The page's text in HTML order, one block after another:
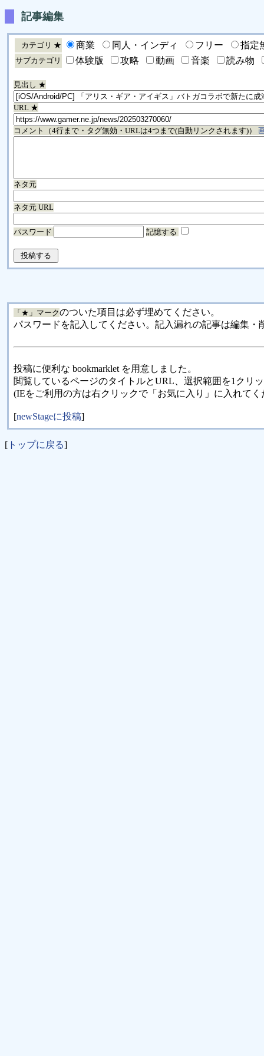
記事編集
カテゴリ ★ 商業 同人・インディ フリー 指定
サブカテゴリ 体験版 攻略 動画 音楽 読み物
見出し ★
URL ★
コメント（4行まで・タグ無効・URLは4つまで(自動リンクされます)）
ネタ元
ネタ元 URL
パスワード 記憶する
「★」マークのついた項目は必ず埋めてください。
パスワードを記入してください。記入漏れの記事は編集・
投稿に便利な bookmarklet を用意しました。
閲覧しているページのタイトルとURL、選択範囲を1クリ
(IEをご利用の方は右クリックで「お気に入り」に入れてく
[newStageに投稿]
[ トップに戻る]